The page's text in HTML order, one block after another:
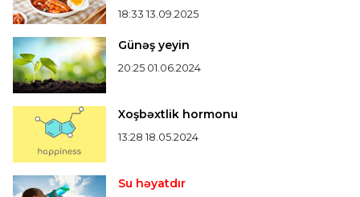
18:33 13.09.2025
Günəş yeyin
20:25 01.06.2024
Xoşbəxtlik hormonu
13:28 18.05.2024
Su həyatdır